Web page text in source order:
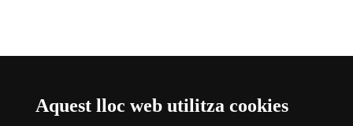
Aquest lloc web utilitza cookies